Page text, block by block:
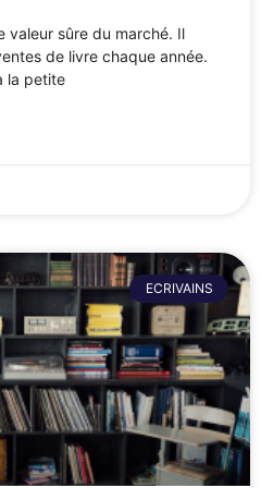
valeur sûre du marché. Il
de livre chaque année.
la petite
ECRIVAINS